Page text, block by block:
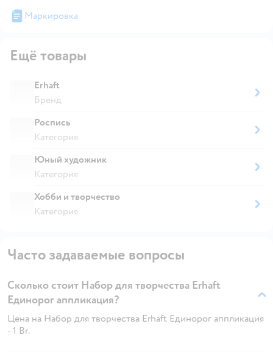
Маркировка
Ещё товары
Erhaft
Бренд
Роспись
Категория
Юный художник
Категория
Хобби и творчество
Категория
Часто задаваемые вопросы
Сколько стоит Набор для творчества Erhaft
Единорог аппликация?
Цена на Набор для творчества Erhaft Единорог аппликация
- 1 Br.